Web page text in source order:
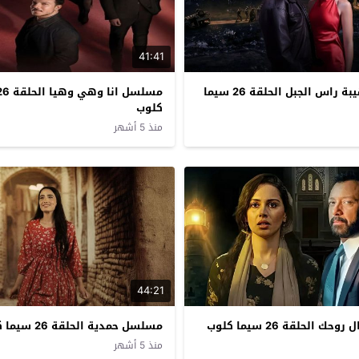
مسلسل الهيبة راس الجبل الحلقة 26 سيما
41:41
كلوب
منذ 5 أشهر
26 سيما كلوب
44:21
مسلسل حمدية الحلقة 26 سيما كلوب
منذ 5 أشهر